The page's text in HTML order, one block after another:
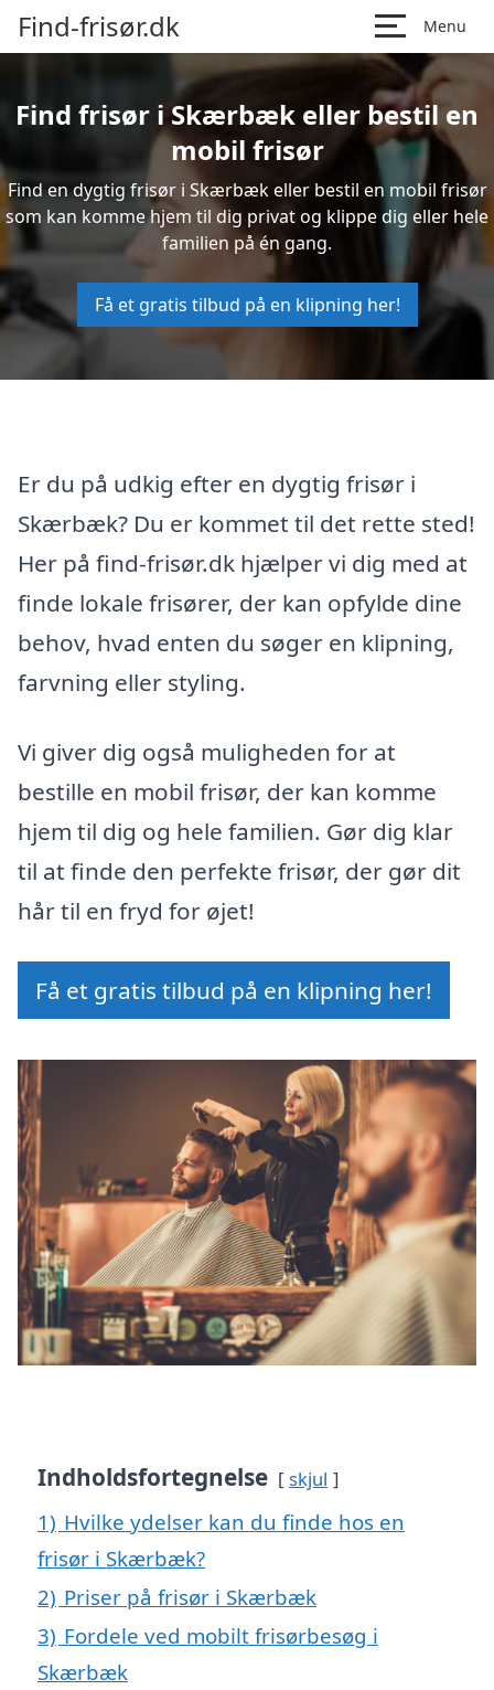
Find-frisør.dk Menu
Find frisør i Skærbæk eller bestil en
mobil frisør
Find en dygtig frisør i Skærbæk eller bestil en mobil frisør
som kan komme hjem til dig privat og klippe dig eller hele
familien på én gang.
Få et gratis tilbud på en klipning her!
Er du på udkig efter en dygtig frisør i
Skærbæk? Du er kommet til det rette sted!
Her på find-frisør.dk hjælper vi dig med at
finde lokale frisører, der kan opfylde dine
behov, hvad enten du søger en klipning,
farvning eller styling.
Vi giver dig også muligheden for at
bestille en mobil frisør, der kan komme
hjem til dig og hele familien. Gør dig klar
til at finde den perfekte frisør, der gør dit
hår til en fryd for øjet!
Få et gratis tilbud på en klipning her!
Indholdsfortegnelse skjul
1) Hvilke ydelser kan du finde hos en
frisør i Skærbæk?
2) Priser på frisør i Skærbæk
3) Fordele ved mobilt frisørbesøg i
Skærbæk